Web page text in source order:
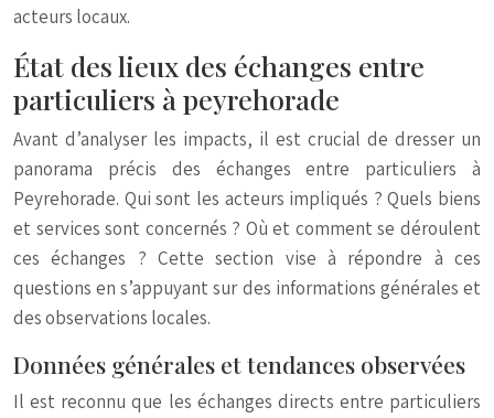
acteurs locaux.
État des lieux des échanges entre
particuliers à peyrehorade
Avant d’analyser les impacts, il est crucial de dresser un
panorama précis des échanges entre particuliers à
Peyrehorade. Qui sont les acteurs impliqués ? Quels biens
et services sont concernés ? Où et comment se déroulent
ces échanges ? Cette section vise à répondre à ces
questions en s’appuyant sur des informations générales et
des observations locales.
Données générales et tendances observées
Il est reconnu que les échanges directs entre particuliers